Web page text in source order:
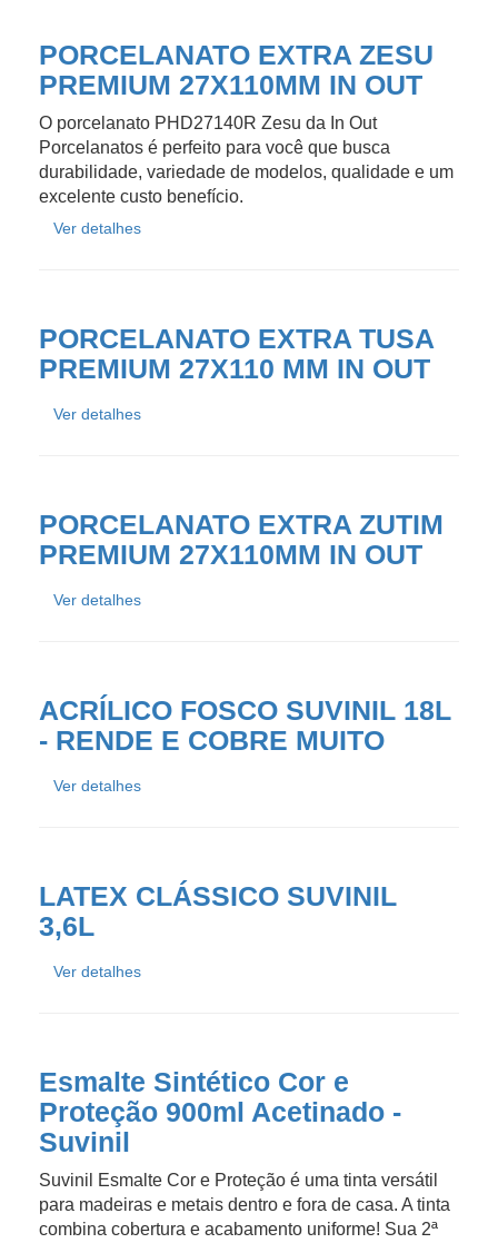
PORCELANATO EXTRA ZESU
PREMIUM 27X110MM IN OUT
O porcelanato PHD27140R Zesu da In Out
Porcelanatos é perfeito para você que busca
durabilidade, variedade de modelos, qualidade e um
excelente custo benefício.
Ver detalhes
PORCELANATO EXTRA TUSA
PREMIUM 27X110 MM IN OUT
Ver detalhes
PORCELANATO EXTRA ZUTIM
PREMIUM 27X110MM IN OUT
Ver detalhes
ACRÍLICO FOSCO SUVINIL 18L
- RENDE E COBRE MUITO
Ver detalhes
LATEX CLÁSSICO SUVINIL
3,6L
Ver detalhes
Esmalte Sintético Cor e
Proteção 900ml Acetinado -
Suvinil
Suvinil Esmalte Cor e Proteção é uma tinta versátil
para madeiras e metais dentro e fora de casa. A tinta
combina cobertura e acabamento uniforme! Sua 2ª